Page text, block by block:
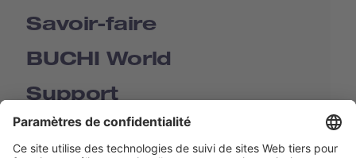
Savoir-faire
BUCHI World
Support
Shop